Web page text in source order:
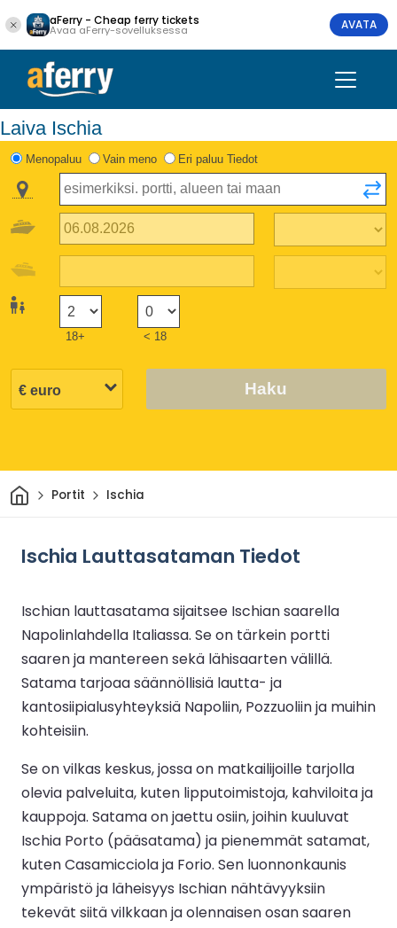
aFerry - Cheap ferry tickets
Avaa aFerry-sovelluksessa AVATA
Laiva Ischia
Menopaluu Vain meno Eri paluu Tiedot
18+ < 18
Haku
KotiinPortit Ischia
Ischia Lauttasataman Tiedot
Ischian lauttasatama sijaitsee Ischian saarella
Napolinlahdella Italiassa. Se on tärkein portti
saaren ja mantereen sekä lähisaarten välillä.
Satama tarjoaa säännöllisiä lautta- ja
kantosiipialusyhteyksiä Napoliin, Pozzuoliin ja muihin
kohteisiin.
Se on vilkas keskus, jossa on matkailijoille tarjolla
olevia palveluita, kuten lipputoimistoja, kahviloita ja
kauppoja. Satama on jaettu osiin, joihin kuuluvat
Ischia Porto (pääsatama) ja pienemmät satamat,
kuten Casamicciola ja Forio. Sen luonnonkaunis
ympäristö ja läheisyys Ischian nähtävyyksiin
tekevät siitä vilkkaan ja olennaisen osan saaren